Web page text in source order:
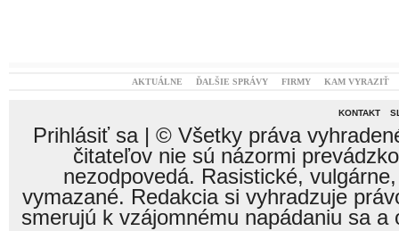
AKTUÁLNE ĎALŠIE SPRÁVY FIRMY KAM VYRAZIŤ
KONTAKT
Prihlásiť sa| © Všetky práva
čitateľov nie sú názormi
nezodpovedá. Rasistické,
vymazané. Redakcia si vyhradzuje
smerujú k vzájomnému napádaniu sa